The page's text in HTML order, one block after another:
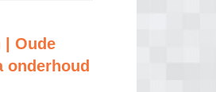
| Oude
onderhoud